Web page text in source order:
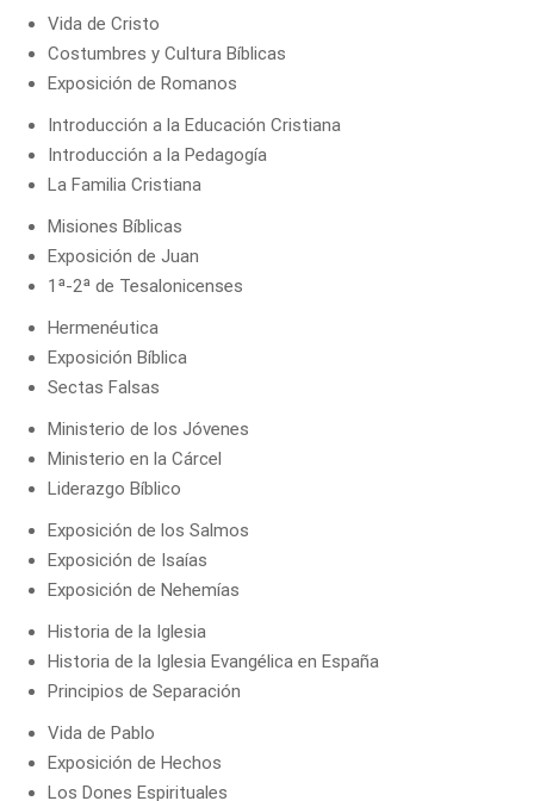
Vida de Cristo
Costumbres y Cultura Bíblicas
Exposición de Romanos
Introducción a la Educación Cristiana
Introducción a la Pedagogía
La Familia Cristiana
Misiones Bíblicas
Exposición de Juan
1ª-2ª de Tesalonicenses
Hermenéutica
Exposición Bíblica
Sectas Falsas
Ministerio de los Jóvenes
Ministerio en la Cárcel
Liderazgo Bíblico
Exposición de los Salmos
Exposición de Isaías
Exposición de Nehemías
Historia de la Iglesia
Historia de la Iglesia Evangélica en España
Principios de Separación
Vida de Pablo
Exposición de Hechos
Los Dones Espirituales